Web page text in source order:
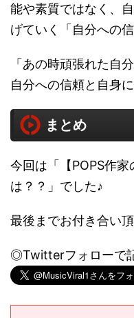
能や素質ではなく、
げていく「自分への信
「あの時頑張れた自
自分への信頼と自身
まとめ
今回は「【POPS作
は？？」でした♪
最後までお付き合い
◎Twitterフォローで